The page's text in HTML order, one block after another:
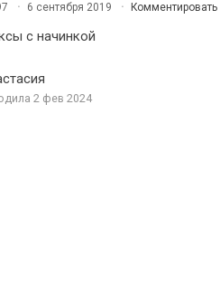
6 сентября 2019 Комментировать
2 фев 2024